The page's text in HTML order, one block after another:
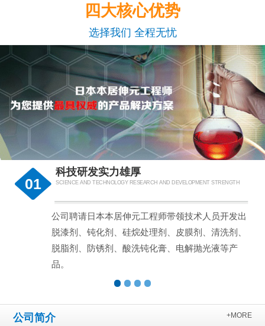
四大核心优势
选择我们 全程无忧
01
科技研发实力雄厚
SCIENCE AND TECHNOLOGY RESEARCH AND DEVELOPMENT STRENGTH
公司聘请日本本居伸元工程师带领技术人员开发出
脱漆剂、钝化剂、硅烷处理剂、皮膜剂、清洗剂、
脱脂剂、防锈剂、酸洗钝化膏、电解抛光液等产
品。
公司简介 +MORE